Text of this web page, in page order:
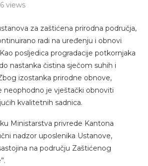
views
za zaštićena prirodna područja,
radi na uređenju i obnovi
posljedica progradacije potkornjaka
nastanka čistina sječom suhih i
izostanka prirodne obnove,
neophodno je vještački obnoviti
kvalitetnih sadnica.
Ministarstva privrede Kantona
nadzor uposlenika Ustanove,
na području Zaštićenog